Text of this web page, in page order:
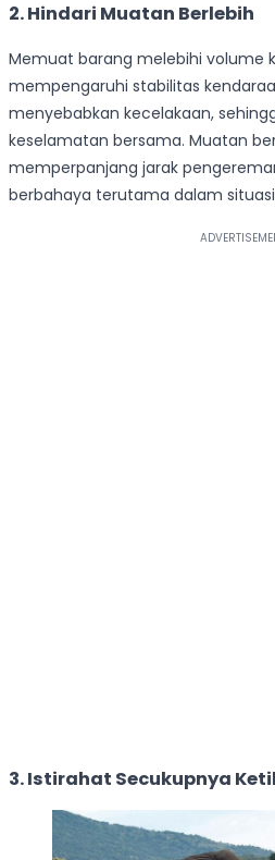
2. Hindari Muatan Berlebih
Memuat barang melebihi volume
mempengaruhi stabilitas
menyebabkan kecelakaan,
keselamatan bersama. Muatan
memperpanjang jarak
berbahaya terutama dalam
3. Istirahat Secukupnya